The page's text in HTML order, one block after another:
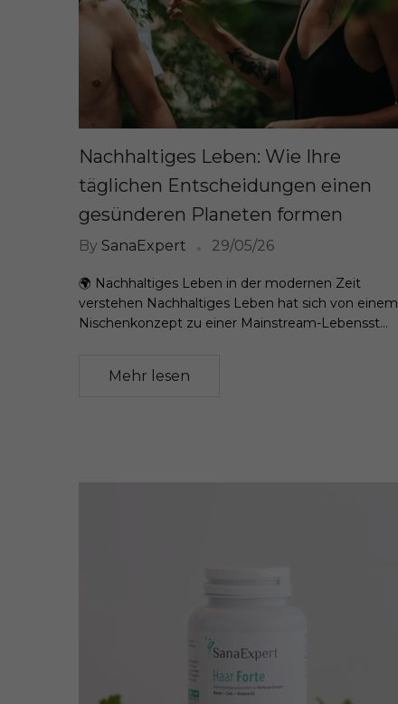
Nachhaltiges Leben: Wie Ihre
täglichen Entscheidungen einen
gesünderen Planeten formen
By SanaExpert 29/05/26
🌍 Nachhaltiges Leben in der modernen Zeit
verstehen Nachhaltiges Leben hat sich von einem
Nischenkonzept zu einer Mainstream-Lebensst...
Mehr lesen